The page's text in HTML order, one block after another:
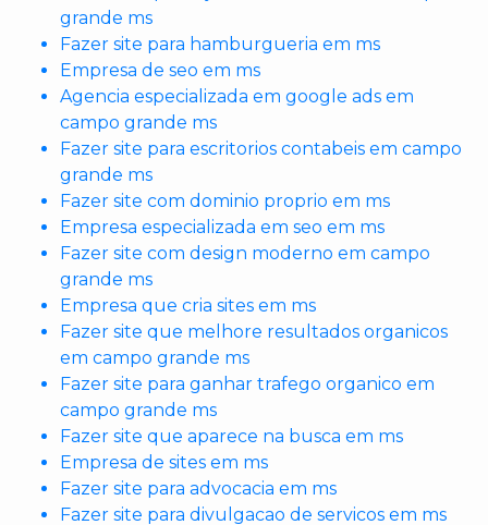
grande ms
Fazer site para hamburgueria em ms
Empresa de seo em ms
Agencia especializada em google ads em
campo grande ms
Fazer site para escritorios contabeis em campo
grande ms
Fazer site com dominio proprio em ms
Empresa especializada em seo em ms
Fazer site com design moderno em campo
grande ms
Empresa que cria sites em ms
Fazer site que melhore resultados organicos
em campo grande ms
Fazer site para ganhar trafego organico em
campo grande ms
Fazer site que aparece na busca em ms
Empresa de sites em ms
Fazer site para advocacia em ms
Fazer site para divulgacao de servicos em ms